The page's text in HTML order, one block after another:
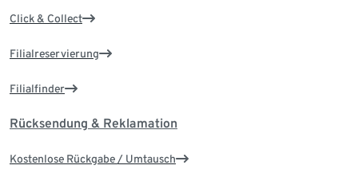
Click & Collect
Filialreservierung
Filialfinder
Rücksendung & Reklamation
Kostenlose Rückgabe / Umtausch